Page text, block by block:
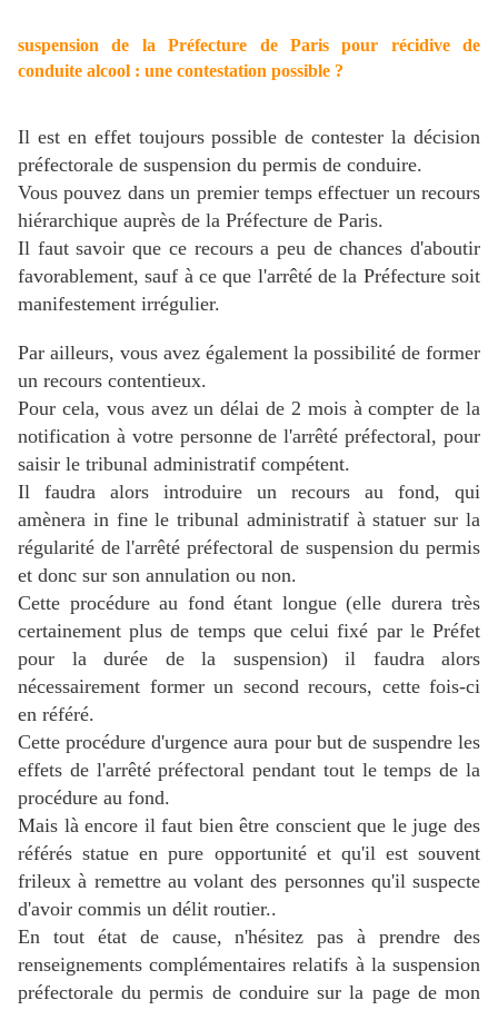
suspension de la Préfecture de Paris pour récidive de
conduite alcool : une contestation possible ?
Il est en effet toujours possible de contester la décision
préfectorale de suspension du permis de conduire.
Vous pouvez dans un premier temps effectuer un recours
hiérarchique auprès de la Préfecture de Paris.
Il faut savoir que ce recours a peu de chances d'aboutir
favorablement, sauf à ce que l'arrêté de la Préfecture soit
manifestement irrégulier.
Par ailleurs, vous avez également la possibilité de former
un recours contentieux.
Pour cela, vous avez un délai de 2 mois à compter de la
notification à votre personne de l'arrêté préfectoral, pour
saisir le tribunal administratif compétent.
Il faudra alors introduire un recours au fond, qui
amènera in fine le tribunal administratif à statuer sur la
régularité de l'arrêté préfectoral de suspension du permis
et donc sur son annulation ou non.
Cette procédure au fond étant longue (elle durera très
certainement plus de temps que celui fixé par le Préfet
pour la durée de la suspension) il faudra alors
nécessairement former un second recours, cette fois-ci
en référé.
Cette procédure d'urgence aura pour but de suspendre les
effets de l'arrêté préfectoral pendant tout le temps de la
procédure au fond.
Mais là encore il faut bien être conscient que le juge des
référés statue en pure opportunité et qu'il est souvent
frileux à remettre au volant des personnes qu'il suspecte
d'avoir commis un délit routier..
En tout état de cause, n'hésitez pas à prendre des
renseignements complémentaires relatifs à la suspension
préfectorale du permis de conduire sur la page de mon